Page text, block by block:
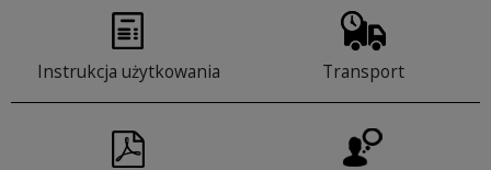
Instrukcja użytkowania Transport